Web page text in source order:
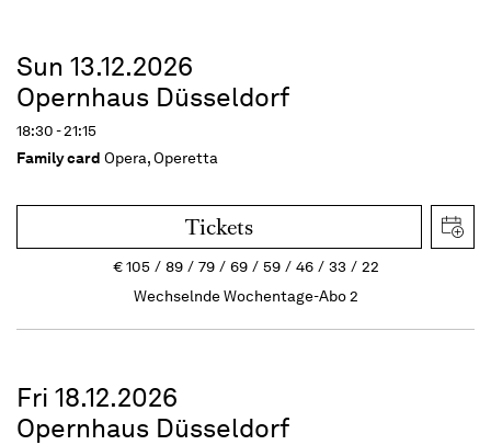
Sun 13.12.2026
Opernhaus Düsseldorf
18:30 - 21:15
Family card Opera, Operetta
Tickets
€105 89 79 69 59 46 33
22
Wechselnde Wochentage-Abo 2
Fri 18.12.2026
Opernhaus Düsseldorf